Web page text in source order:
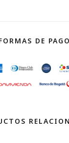
DE PAGO